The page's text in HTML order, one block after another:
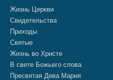
Жизнь Церкви
Свидетельства
Приходы
Святые
Жизнь во Христе
В свете Божьего слова
Пресвятая Дева Мария